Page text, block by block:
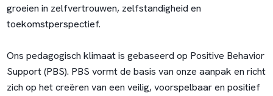
groeien in zelfvertrouwen, zelfstandigheid en
toekomstperspectief.
Ons pedagogisch klimaat is gebaseerd op Positive Behavior
Support (PBS). PBS vormt de basis van onze aanpak en richt
zich op het creëren van een veilig, voorspelbaar en positief